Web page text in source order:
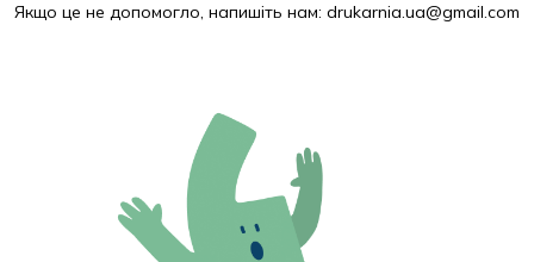
Якщо це не допомогло, напишіть нам: drukarnia.ua@gmail.com